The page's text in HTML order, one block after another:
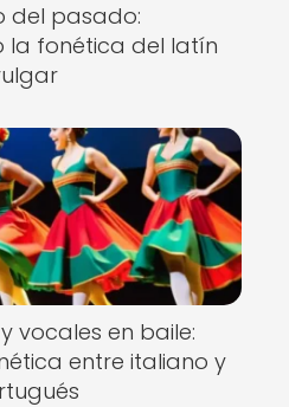
del pasado:
la fonética del latín
vocales en baile:
entre italiano y